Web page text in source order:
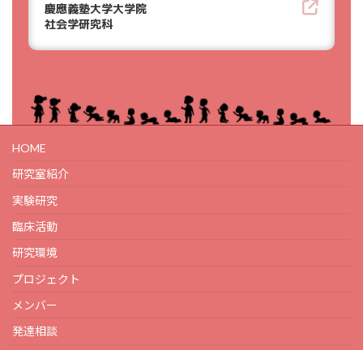
慶應義塾大学大学院
社会学研究科
HOME
研究室紹介
実験研究
臨床活動
研究環境
プロジェクト
メンバー
発達相談